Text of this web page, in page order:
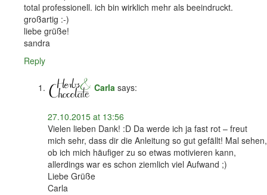
total professionell. ich bin wirklich mehr als beeindruckt.
großartig :-)
liebe grüße!
sandra
Reply
Carla says:
27.10.2015 at 13:56
Vielen lieben Dank! :D Da werde ich ja fast rot – freut
mich sehr, dass dir die Anleitung so gut gefällt! Mal sehen,
ob ich mich häufiger zu so etwas motivieren kann,
allerdings war es schon ziemlich viel Aufwand ;)
Liebe Grüße
Carla